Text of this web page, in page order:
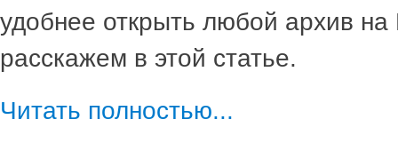
удобнее открыть любой архив
расскажем в этой статье.
Читать полностью...